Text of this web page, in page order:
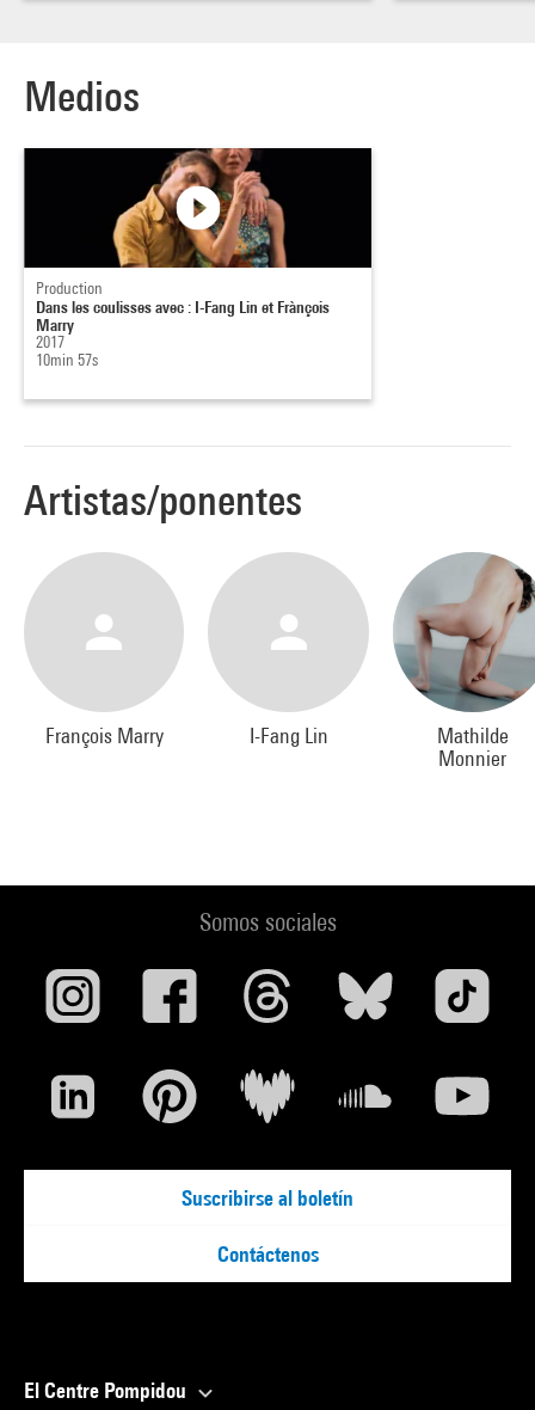
Medios
Production
Dans les coulisses avec : I-Fang Lin et Frànçois
Marry
2017
10min 57s
Artistas/ponentes
François Marry I-Fang Lin
Mathilde
Monnier
Somos sociales
Suscribirse al boletín
Contáctenos
El Centre Pompidou